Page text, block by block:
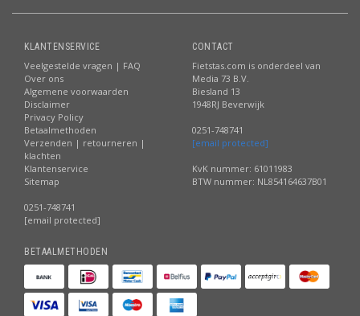
KLANTENSERVICE
Veelgestelde vragen | FAQ
Over ons
Algemene voorwaarden
Disclaimer
Privacy Policy
Betaalmethoden
Verzenden | retourneren |
klachten
Klantenservice
Sitemap
0251-748741
[email protected]
CONTACT
Fietstas.com is onderdeel van
Media 73 B.V.
Biesland 13
1948RJ Beverwijk
0251-748741
[email protected]
KvK nummer: 61011983
BTW nummer: NL854164637B01
BETAALMETHODEN